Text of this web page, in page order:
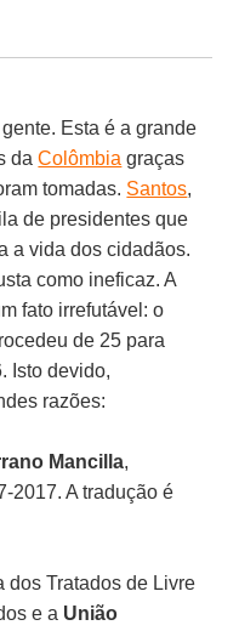
Esta é a grande
daColômbia graças
tomadas. Santos,
de presidentes que
a vida dos cidadãos.
como ineficaz. A
fato irrefutável: o
de 25 para
Isto devido,
razões:
Mancilla,
2017. A tradução é
dos Tratados de Livre
e a União